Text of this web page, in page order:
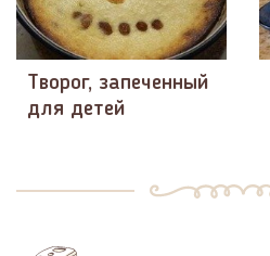
Творог, запеченный
для детей